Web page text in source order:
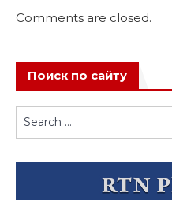
Comments are closed.
Поиск по сайту
Search
for: